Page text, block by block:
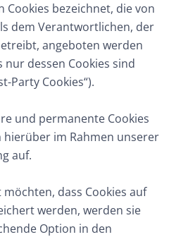
Cookies bezeichnet, die von
dem Verantwortlichen, der
angeboten werden
nur dessen Cookies sind
Party Cookies“).
und permanente Cookies
hierüber im Rahmen unserer
auf.
dass Cookies auf
werden, werden sie
Option in den